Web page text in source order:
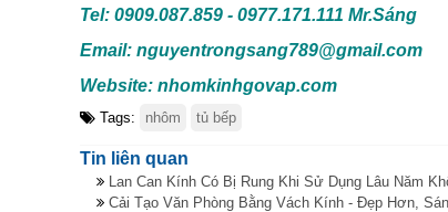
Tel: 0909.087.859 - 0977.171.111 Mr.Sáng
Email: nguyentrongsang789@gmail.com
Website: nhomkinhgovap.com
Tags: nhôm tủ bếp
Tin liên quan
Lan Can Kính Có Bị Rung Khi Sử Dụng Lâu Năm
Cải Tạo Văn Phòng Bằng Vách Kính - Đẹp Hơn,